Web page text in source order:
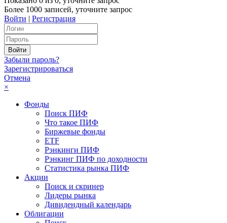
Более 1000 записей, уточните запрос
Войти | Регистрация
Забыли пароль?
Зарегистрироваться
Отмена
×
Фонды
Поиск ПИФ
Что такое ПИФ
Биржевые фонды
ETF
Рэнкинги ПИФ
Рэнкинг ПИФ по доходности
Статистика рынка ПИФ
Акции
Поиск и скринер
Лидеры рынка
Дивидендный календарь
Облигации